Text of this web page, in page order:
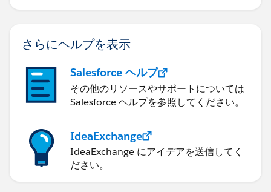
さらにヘルプを表示
Salesforce ヘルプ
その他のリソースやサポートについては
Salesforce ヘルプを参照してください。
IdeaExchange
IdeaExchange にアイデアを送信してく
ださい。